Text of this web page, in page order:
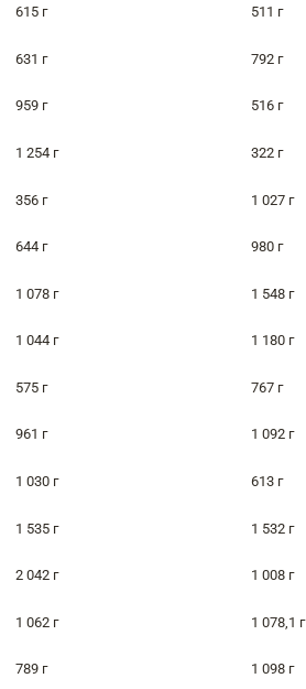
615 г 511 г
631 г 792 г
959 г 516 г
1 254 г 322 г
356 г 1 027 г
644 г 980 г
1 078 г 1 548 г
1 044 г 1 180 г
575 г 767 г
961 г 1 092 г
1 030 г 613 г
1 535 г 1 532 г
2 042 г 1 008 г
1 062 г 1 078,1 г
789 г 1 098 г